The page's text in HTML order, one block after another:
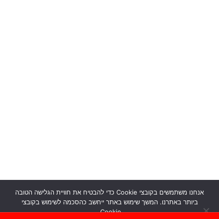
אנחנו משתמשים בקובצי Cookie כדי להבטיח את חוויית הגלישה הטובה
ביותר באתרנו. המשך שימוש באתר ייחשב כהסכמה לשימוש בקובצי
Cookie.